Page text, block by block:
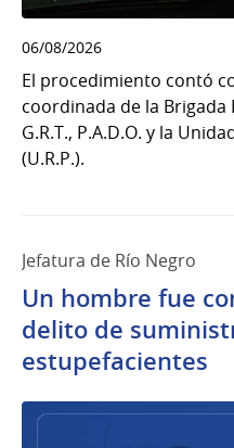
06/08/2026
El procedimiento contó
coordinada de la
G.R.T., P.A.D.O. y la
(U.R.P.).
Jefatura de Río Negro
Un hombre fue
delito de
estupefacientes